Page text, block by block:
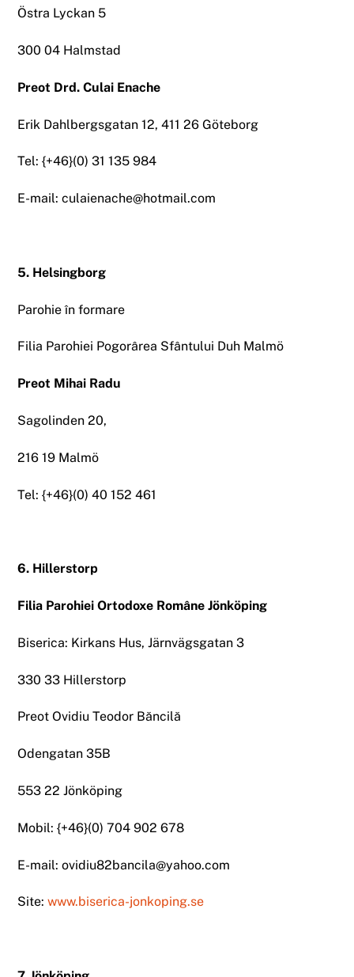
Östra Lyckan 5
300 04 Halmstad
Preot Drd. Culai Enache
Erik Dahlbergsgatan 12, 411 26 Göteborg
Tel: {+46}(0) 31 135 984
E-mail: culaienache@hotmail.com
5. Helsingborg
Parohie în formare
Filia Parohiei Pogorârea Sfântului Duh Malmö
Preot Mihai Radu
Sagolinden 20,
216 19 Malmö
Tel: {+46}(0) 40 152 461
6. Hillerstorp
Filia Parohiei Ortodoxe Române Jönköping
Biserica: Kirkans Hus, Järnvägsgatan 3
330 33 Hillerstorp
Preot Ovidiu Teodor Băncilă
Odengatan 35B
553 22 Jönköping
Mobil: {+46}(0) 704 902 678
E-mail: ovidiu82bancila@yahoo.com
Site:www.biserica-jonkoping.se